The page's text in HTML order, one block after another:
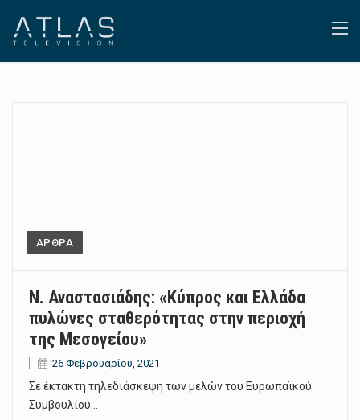
ΑΡΘΡΑ
Ν. Αναστασιάδης: «Κύπρος και Ελλάδα
πυλώνες σταθερότητας στην περιοχή
της Μεσογείου»
26 Φεβρουαρίου, 2021
Σε έκτακτη τηλεδιάσκεψη των μελών του Ευρωπαϊκού
Συμβουλίου…